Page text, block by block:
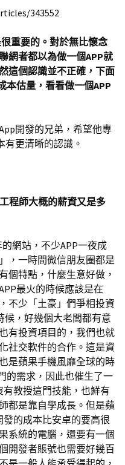
343552
重要的。對於無比懷念
網者都以為做一個APP就
這個認識並不正確，下面
本估量，看看做一個APP
開發的兄弟，希望他專
有更清晰的認識。
程師大概的薪資又是多
網站，不少APP一夜成
，一時間微信朋友圈都是
個特點，什麼生意好做，
最火的時候應該是在
不少「土豪」們爭相投資
候，好幾個大老闆都有意
有投資項目的，我們也就
社交軟件的合作。這是資
是蘋果手機風靡全球的時
的需求，因此也催生了一
教授這門技能，也鮮有
都是靠自學成長。但是蘋
發的成本比安卓的要高很
系統的電腦，還要有一個
開發者賬號也需要好幾百